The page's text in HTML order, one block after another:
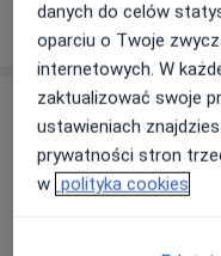
W jaki sposób
Specjaliści
Wszystkie
danych do celów
oparciu o Twoje
internetowych. W
zaktualizować swoje
ustawieniach
prywatności stron
w polityka cookies